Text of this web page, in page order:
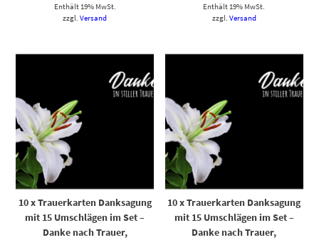
Enthält 19% MwSt.
zzgl.Versand
Enthält 19% MwSt.
zzgl. Versand
10 x Trauerkarten Danksagung
mit 15 Umschlägen im Set –
Danke nach Trauer,
10 x Trauerkarten Danksagung
mit 15 Umschlägen im Set –
Danke nach Trauer,